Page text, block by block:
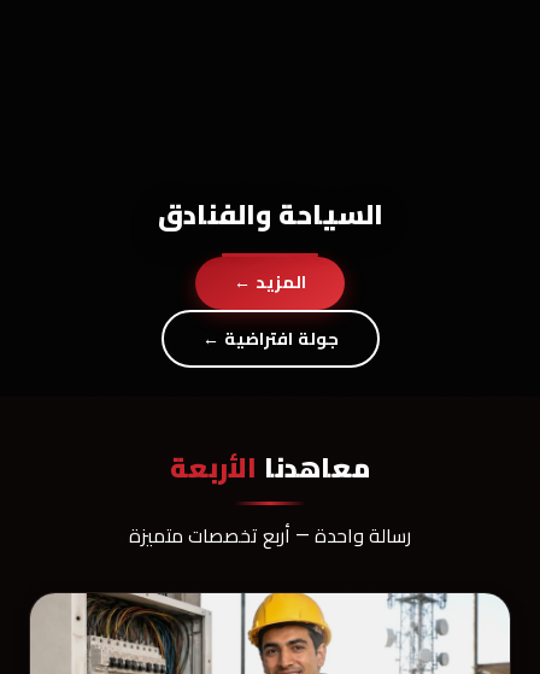
السياحة والفنادق
المزيد ←
جولة افتراضية ←
معاهدنا الأربعة
رسالة واحدة — أربع تخصصات متميزة